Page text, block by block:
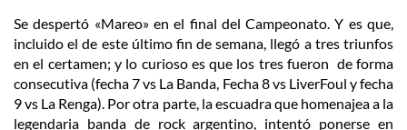
Se despertó «Mareo» en el final del Campeonato. Y es que,
incluido el de este último fin de semana, llegó a tres triunfos
en el certamen; y lo curioso es que los tres fueron de forma
consecutiva (fecha 7 vs La Banda, Fecha 8 vs LiverFoul y fecha
9 vs La Renga). Por otra parte, la escuadra que homenajea a la
legendaria banda de rock argentino, intentó ponerse en